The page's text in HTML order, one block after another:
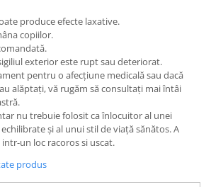
produce efecte laxative.
copiilor.
exterior este rupt sau deteriorat.
pentru o afecțiune medicală sau dacă
alăptați, vă rugăm să consultați mai întâi
nu trebuie folosit ca înlocuitor al unei
și al unui stil de viață sănătos. A
un loc racoros si uscat.
produs